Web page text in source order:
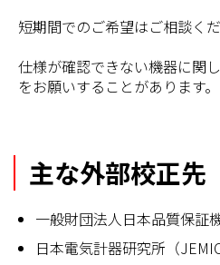
短期間でのご希望はご相談くだ
仕様が確認できない機器に関
をお願いすることがあります。
主な外部校正先
一般財団法人日本品質保証
日本電気計器研究所（JEMIC